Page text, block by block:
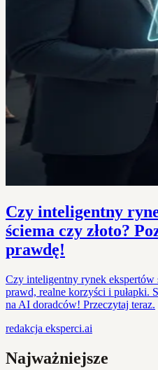
Czy inteligentny
ściema czy złoto?
prawdę!
Czy inteligentny rynek ekspertów
prawd, realne korzyści i pułapki.
na AI doradców! Przeczytaj teraz.
redakcja eksperci.ai
Najważniejsze